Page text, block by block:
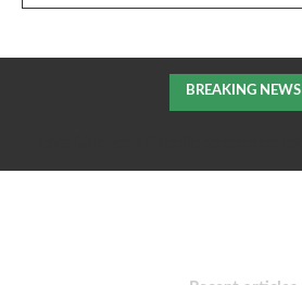
BREAKING NEWS